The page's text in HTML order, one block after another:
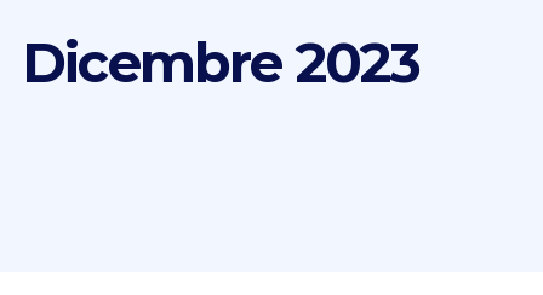
Dicembre 2023